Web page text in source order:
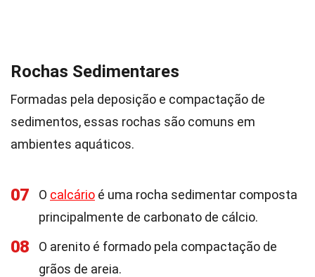
Rochas Sedimentares
Formadas pela deposição e compactação de
sedimentos, essas rochas são comuns em
ambientes aquáticos.
07 O calcário é uma rocha sedimentar composta
principalmente de carbonato de cálcio.
08
O arenito é formado pela compactação de
grãos de areia.